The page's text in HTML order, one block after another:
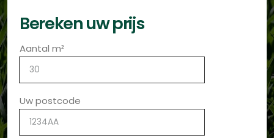
Bereken uw prijs
Aantal m²
Uw postcode